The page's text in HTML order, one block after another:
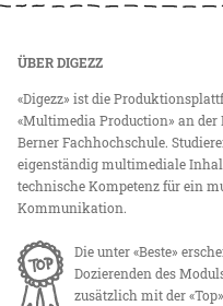
ÜBER DIGEZZ
«Digezz» ist die
«Multimedia Production» an der
Berner Fachhochschule.
eigenständig multimediale
technische Kompetenz für ein
Kommunikation.
Die unter «Beste»
Dozierenden des
zusätzlich mit der